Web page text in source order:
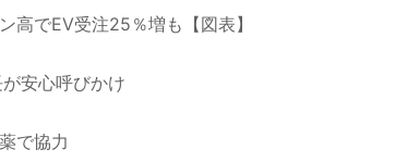
高でEV受注25％増も【図表】
安心呼びかけ
で協力